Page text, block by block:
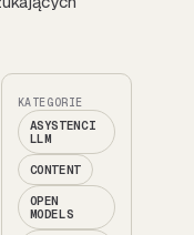
KATEGORIE
ASYSTENCI
LLM
CONTENT
OPEN
MODELS